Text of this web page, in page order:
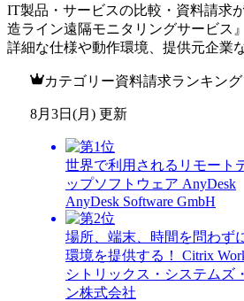
IT製品・サービスの比較・資料請求
造ライン遠隔モニタリングサービス
詳細な仕様や動作環境、提供元企業
カテゴリー資料請求ランキング
8月3日(月) 更新
世界で利用されるリモート
ップソフトウェア AnyDesk
AnyDesk Software GmbH
場所、端末、時間を問わず
環境を提供する！ Citrix
シトリックス・システムズ
ン株式会社